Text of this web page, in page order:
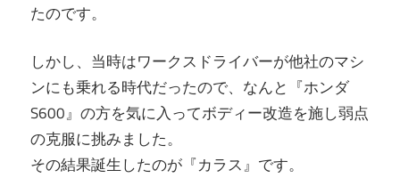
たのです。
しかし、当時はワークスドライバーが他社のマシ
ンにも乗れる時代だったので、なんと『ホンダ
S600』の方を気に入ってボディー改造を施し弱点
の克服に挑みました。
その結果誕生したのが『カラス』です。